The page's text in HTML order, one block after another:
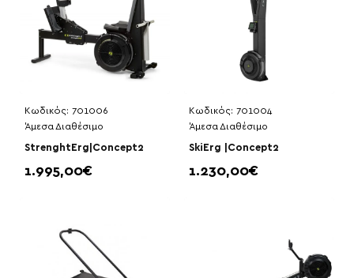
Κωδικός: 701006
Άμεσα Διαθέσιμο
StrenghtErg|Concept2
1.995,00€
Κωδικός: 701004
Άμεσα Διαθέσιμο
SkiErg |Concept2
1.230,00€